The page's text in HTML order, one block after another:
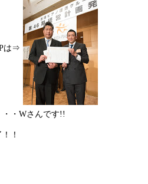
は⇒
・Wさんです!!
！